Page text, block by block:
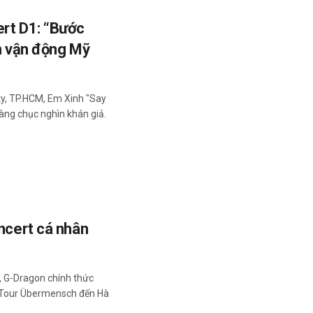
D1: “Bước
vận động Mỹ
TP.HCM, Em Xinh "Say
chục nghìn khán giả.
cá nhân
Dragon chính thức
Übermensch đến Hà